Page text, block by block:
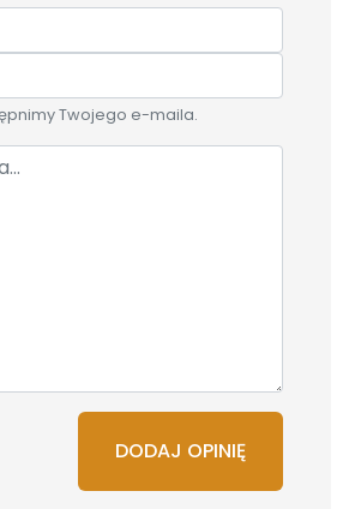
Twojego e-maila.
DODAJ OPINIĘ